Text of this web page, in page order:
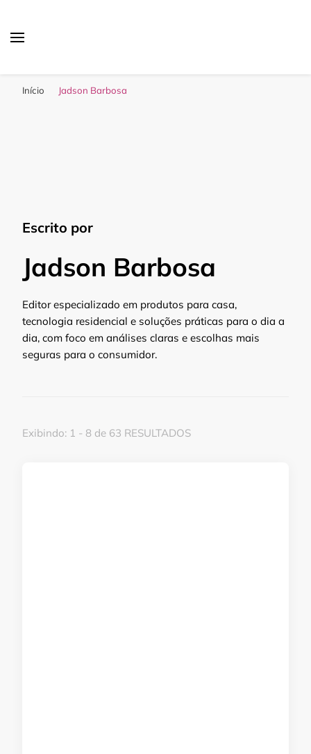
Início Jadson Barbosa
Escrito por
Jadson Barbosa
Editor especializado em produtos para casa,
tecnologia residencial e soluções práticas para o dia a
dia, com foco em análises claras e escolhas mais
seguras para o consumidor.
Exibindo: 1 - 8 de 63 RESULTADOS